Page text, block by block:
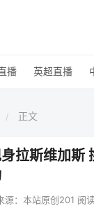
播 英超直播
/ 正文
拉斯维加斯
源：本站原创201 阅